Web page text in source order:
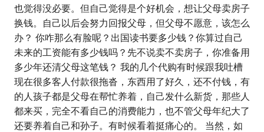
也觉得没必要。但自己觉得是个好机会，想让父母卖房子
换钱。自己以后会努力回报父母，但父母不愿意，该怎么
办？ 你咋那么有脸呢？出国读书要多少钱？你算过自己
未来的工资能有多少钱吗？先不说卖不卖房子，你准备用
多少年还清父母这笔钱？ 我的几个代购有时候跟我吐槽
现在很多客人付款很拖沓，东西用了好久，还不付钱，有
的人孩子都是父母在帮忙养着，自己发什么新货，那些人
都来买，完全不看自己的消费能力，也不管父母年纪大了
还要养着自己和孙子。有时候看着挺痛心的。 当然，如